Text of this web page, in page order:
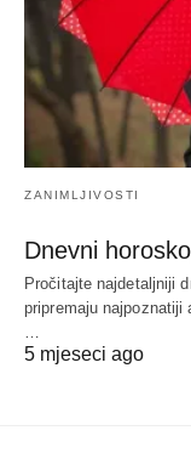
ZANIMLJIVOSTI
Dnevni
Pročitajte najdetaljniji
pripremaju najpoznatiji
…
5 mjeseci ago